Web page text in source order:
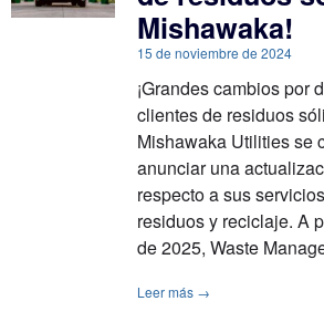
Mishawaka!
15 de noviembre de 2024
¡Grandes cambios por
clientes de residuos
Mishawaka Utilities se
anunciar una
respecto a sus
residuos y reciclaje. A
de 2025, Waste
Leer más →